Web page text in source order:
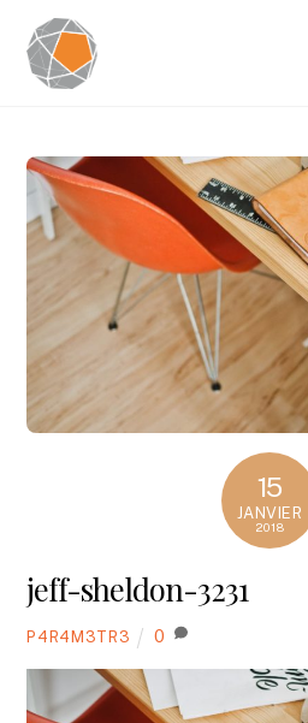
15
JANVIER
2018
jeff-sheldon-3231
P4R4M3TR3 0